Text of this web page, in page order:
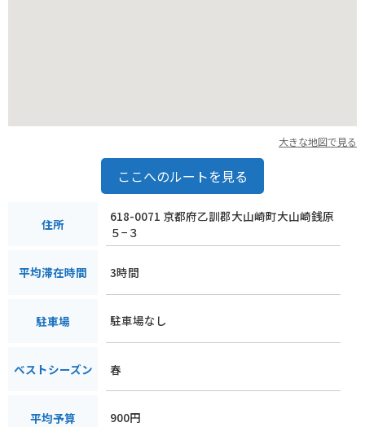
大きな地図で見る
ここへのルートを見る
住所
618-0071 京都府乙訓郡大山崎町大山崎銭原
５−３
平均滞在時間 3時間
駐車場 駐車場なし
ベストシーズン 春
平均予算 900円